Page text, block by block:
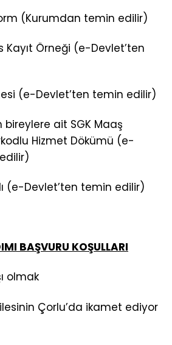
(Kurumdan temin edilir)
Kayıt Örneği (e-Devlet’ten
(e-Devlet’ten temin edilir)
bireylere ait SGK Maaş
Hizmet Dökümü (e-
(e-Devlet’ten temin edilir)
BAŞVURU KOŞULLARI
olmak
Çorlu’da ikamet ediyor